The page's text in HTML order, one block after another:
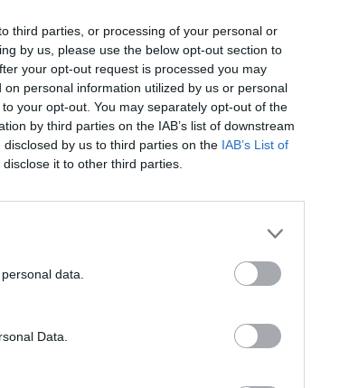
third parties, or processing of your personal or
by us, please use the below opt-out section to
your opt-out request is processed you may
personal information utilized by us or personal
your opt-out. You may separately opt-out of the
by third parties on the IAB’s list of downstream
by us to third parties on the IAB’s List of
it to other third parties.
data.
Data.
Rugby: